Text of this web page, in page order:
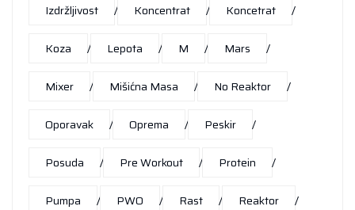
Izdržljivost Koncentrat Koncetrat
Koza Lepota M Mars
Mixer Mišićna Masa No Reaktor
Oporavak Oprema Peskir
Posuda Pre Workout Protein
Pumpa PWO Rast Reaktor